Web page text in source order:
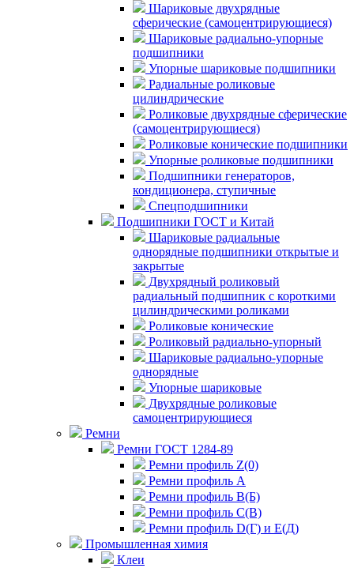
Шариковые двухрядные
сферические (самоцентрирующиеся)
Шариковые радиально-упорные
подшипники
Упорные шариковые подшипники
Радиальные роликовые
цилиндрические
Роликовые двухрядные сферические
(самоцентрирующиеся)
Роликовые конические подшипники
Упорные роликовые подшипники
Подшипники генераторов,
кондиционера, ступичные
Спецподшипники
Подшипники ГОСТ и Китай
Шариковые радиальные
однорядные подшипники открытые и
закрытые
Двухрядный роликовый
радиальный подшипник с короткими
цилиндрическими роликами
Роликовые конические
Роликовый радиально-упорный
Шариковые радиально-упорные
однорядные
Упорные шариковые
Двухрядные роликовые
самоцентрирующиеся
Ремни
Ремни ГОСТ 1284-89
Ремни профиль Z(0)
Ремни профиль А
Ремни профиль В(Б)
Ремни профиль С(В)
Ремни профиль D(Г) и E(Д)
Промышленная химия
Клеи